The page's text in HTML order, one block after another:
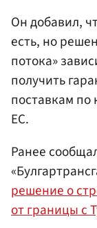
Он добавил,
есть, но
потока»
получить
поставкам по
ЕС.
Ранее
решение о
от границы с